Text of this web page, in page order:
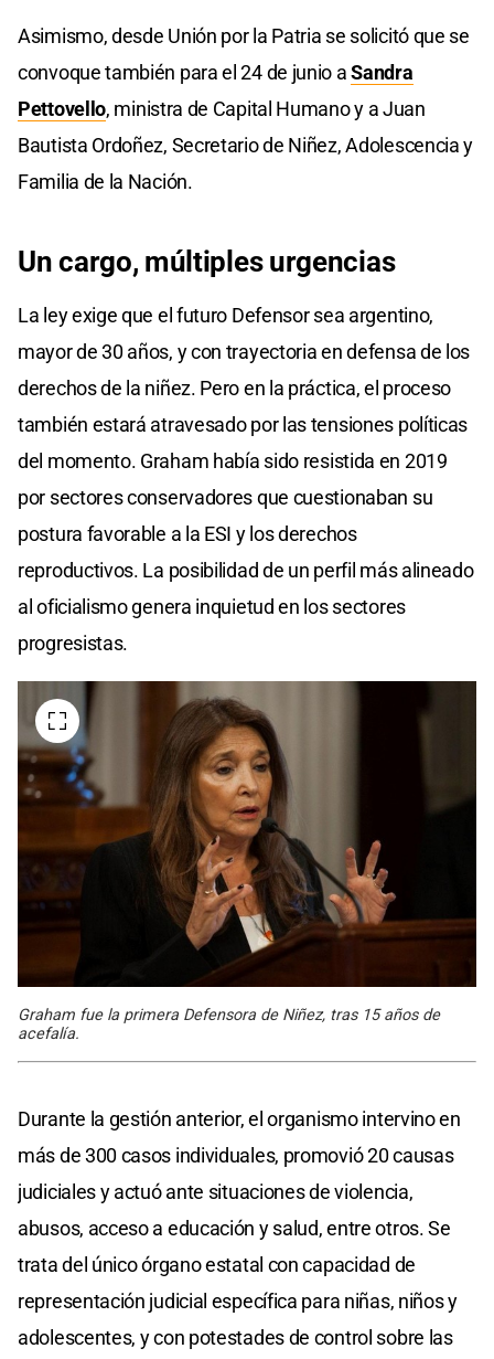
Asimismo, desde Unión por la Patria se solicitó que se
convoque también para el 24 de junio aSandra
Pettovello, ministra de Capital Humano y a Juan
Bautista Ordoñez, Secretario de Niñez, Adolescencia y
Familia de la Nación.
Un cargo, múltiples urgencias
La ley exige que el futuro Defensor sea argentino,
mayor de 30 años, y con trayectoria en defensa de los
derechos de la niñez. Pero en la práctica, el proceso
también estará atravesado por las tensiones políticas
del momento. Graham había sido resistida en 2019
por sectores conservadores que cuestionaban su
postura favorable a la ESI y los derechos
reproductivos. La posibilidad de un perfil más alineado
al oficialismo genera inquietud en los sectores
progresistas.
Graham fue la primera Defensora de Niñez, tras 15 años de
acefalía.
Durante la gestión anterior, el organismo intervino en
más de 300 casos individuales, promovió 20 causas
judiciales y actuó ante situaciones de violencia,
abusos, acceso a educación y salud, entre otros. Se
trata del único órgano estatal con capacidad de
representación judicial específica para niñas, niños y
adolescentes, y con potestades de control sobre las